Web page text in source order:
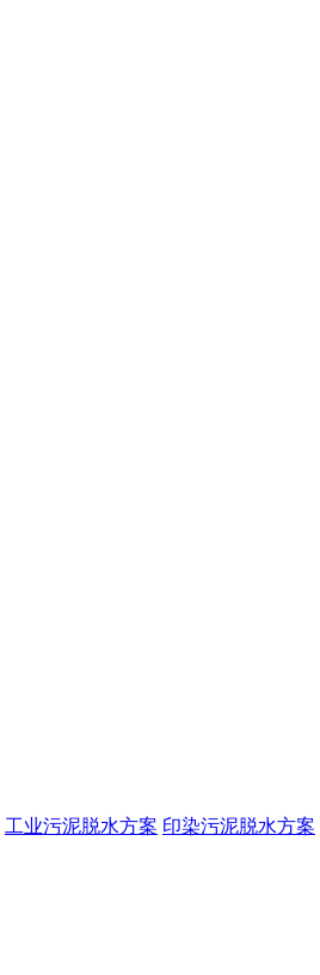
工业污泥脱水方案 印染污泥脱水方案